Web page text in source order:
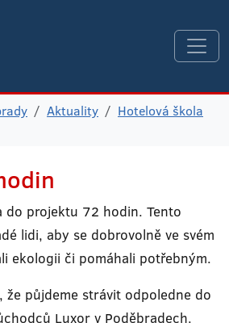
Aktuality
Hotelová škola
do projektu 72 hodin. Tento
lidi, aby se dobrovolně ve svém
ekologii či pomáhali potřebným.
že půjdeme strávit odpoledne do
Luxor v Poděbradech.